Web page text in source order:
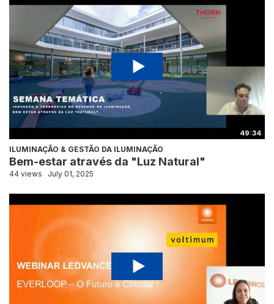
49:34
ILUMINAÇÃO & GESTÃO DA ILUMINAÇÃO
Bem-estar através da "Luz Natural"
44 views July 01, 2025